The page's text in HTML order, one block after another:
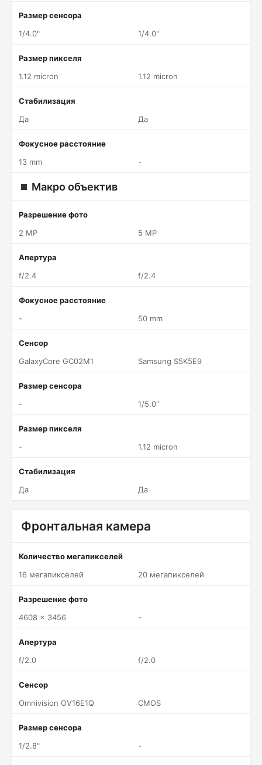
Размер сенсора
1/4.0"
1/4.0"
Размер пикселя
1.12 micron
1.12 micron
Стабилизация
Да
Да
Фокусное расстояние
13 mm
-
Макро объектив
Разрешение фото
2 MP
5 MP
Апертура
f/2.4
f/2.4
Фокусное расстояние
-
50 mm
Сенсор
GalaxyCore GC02M1
Samsung S5K5E9
Размер сенсора
-
1/5.0"
Размер пикселя
-
1.12 micron
Стабилизация
Да
Да
Фронтальная камера
Количество мегапикселей
16 мегапикселей
20 мегапикселей
Разрешение фото
4608 x 3456
-
Апертура
f/2.0
f/2.0
Сенсор
Omnivision OV16E1Q
CMOS
Размер сенсора
1/2.8"
-